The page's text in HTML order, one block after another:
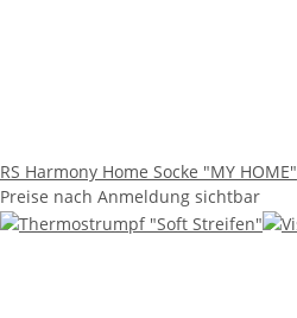
RS Harmony Home Socke "MY HOME"
Preise nach Anmeldung sichtbar